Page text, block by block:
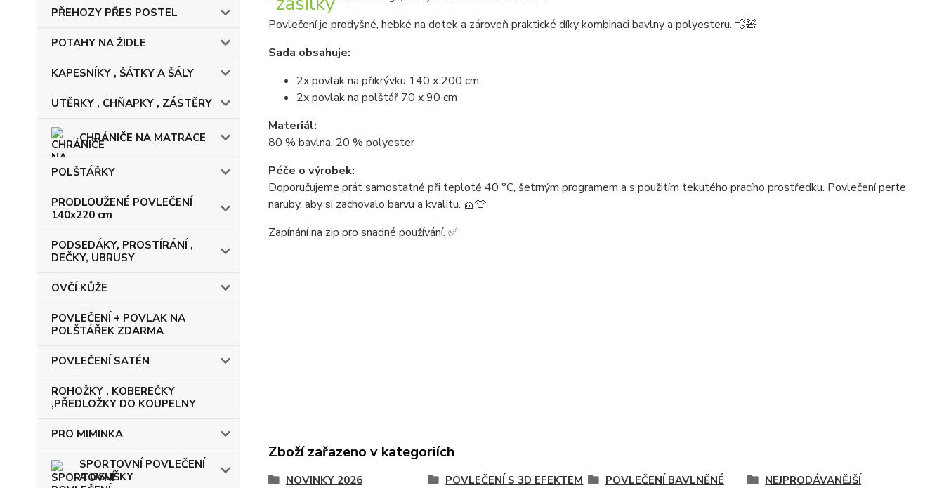
PŘEHOZY PŘES POSTEL
POTAHY NA ŽIDLE
KAPESNÍKY , ŠÁTKY A ŠÁLY
UTĚRKY , CHŇAPKY , ZÁSTĚRY
CHRÁNIČE NA MATRACE
POLŠTÁŘKY
PRODLOUŽENÉ POVLEČENÍ
140x220 cm
PODSEDÁKY, PROSTÍRÁNÍ ,
DEČKY, UBRUSY
OVČÍ KŮŽE
POVLEČENÍ + POVLAK NA
POLŠTÁŘEK ZDARMA
POVLEČENÍ SATÉN
ROHOŽKY , KOBEREČKY
,PŘEDLOŽKY DO KOUPELNY
PRO MIMINKA
SPORTOVNÍ POVLEČENÍ
A OSUŠKY
Povlečení je prodyšné, hebké na dotek a zároveň praktické díky kombinaci bavlny a polyesteru. 💨🧸
Sada obsahuje:
2x povlak na přikrývku 140 x 200 cm
2x povlak na polštář 70 x 90 cm
Materiál:
80 % bavlna, 20 % polyester
Péče o výrobek:
Doporučujeme prát samostatně při teplotě 40 °C, šetrným programem a s použitím tekutého pracího prostředku. Povlečení perte
naruby, aby si zachovalo barvu a kvalitu. 🧺👕
Zapínání na zip pro snadné používání. ✅
Zboží zařazeno v kategoriích
NOVINKY 2026 POVLEČENÍ S 3D EFEKTEM POVLEČENÍ BAVLNĚNÉ
NEJPRODÁVANĚJŠÍ